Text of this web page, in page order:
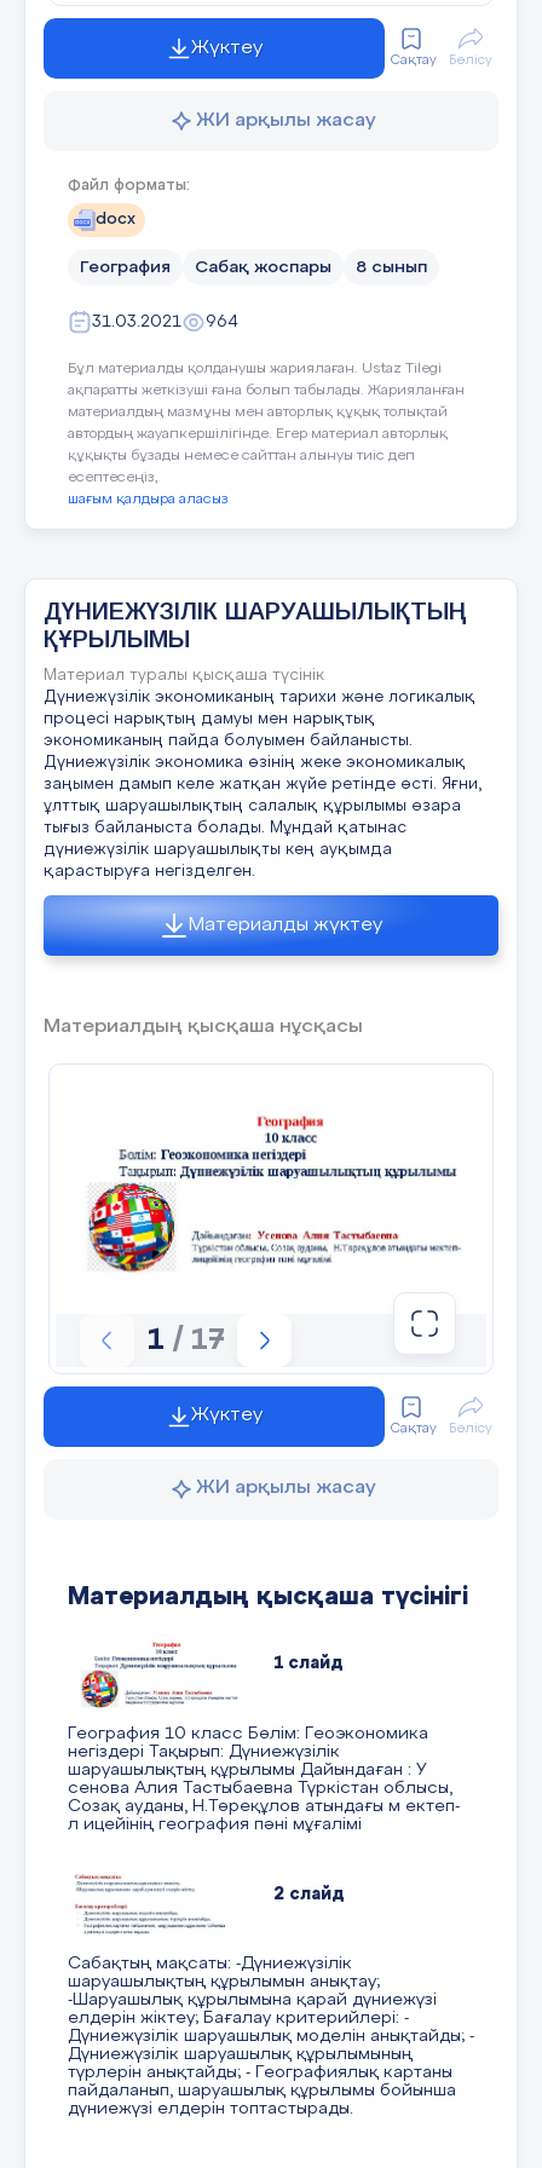
10 минут
Сабақтың
ортасы
№1тапсырма Оқулық мәтінімен жұмыс
1- топ: Шаруашылық(орысша,
2- топ: Шаруашылық құрылымы
3-топ: Ауыл шарушылығы
4-топ: Өнеркәсіп(орысша, ағылшынша
Дескриптор:шаруашылық ұғымын
өнеркәсіптің құрамы мен
Жұмыс алгоритмі:
-Термин сөздерге анықтама беру;
-Негізгі мазмұнын ашу;
«Екі жұлдыз, бір тілек» әдісі (Кері
1жұп Артығын алып таста
Көмір, мұнай, темір, газ, мыс,
Топырақ, плантация, зауыт,
Электротехника, аккумулятор,
автомобиль, мыс;
Күріш, картоп, күнбағыс, арпа,
2жұп Байланыстыр
Қара металлургия кокс
Көмір су
Жүктеу
Сақтау Бөлісу
ЖИ арқылы жасау
Файл форматы:
docx
География Сабақ жоспары 8 сынып
31.03.2021 964
Бұл материалды қолданушы жариялаған. Ustaz Tilegi
ақпаратты жеткізуші ғана болып табылады. Жарияланған
материалдың мазмұны мен авторлық құқық толықтай
автордың жауапкершілігінде. Егер материал авторлық
құқықты бұзады немесе сайттан алынуы тиіс деп
есептесеңіз,
шағым қалдыра аласыз
ДҮНИЕЖҮЗІЛІК ШАРУАШЫЛЫҚТЫҢ
ҚҰРЫЛЫМЫ
Материал туралы қысқаша түсінік
Дүниежүзілік экономиканың тарихи және логикалық
процесі нарықтың дамуы мен нарықтық
экономиканың пайда болуымен байланысты.
Дүниежүзілік экономика өзінің жеке экономикалық
заңымен дамып келе жатқан жүйе ретінде өсті. Яғни,
ұлттық шаруашылықтың салалық құрылымы өзара
тығыз байланыста болады. Мұндай қатынас
дүниежүзілік шаруашылықты кең ауқымда
қарастыруға негізделген.
Материалды жүктеу
Материалдың қысқаша нұсқасы
1 / 17
Жүктеу
Сақтау Бөлісу
ЖИ арқылы жасау
Материалдың қысқаша түсінігі
1 слайд
География 10 класс Бөлім: Геоэкономика
негіздері Тақырып: Дүниежүзілік
шаруашылықтың құрылымы Дайындаған : У
сенова Алия Тастыбаевна Түркістан облысы,
Созақ ауданы, Н.Төреқұлов атындағы м ектеп-
л ицейінің география пәні мұғалімі
2 слайд
Сабақтың мақсаты: -Дүниежүзілік
шаруашылықтың құрылымын анықтау;
-Шаруашылық құрылымына қарай дүниежүзі
елдерін жіктеу; Бағалау критерийлері: -
Дүниежүзілік шаруашылық моделін анықтайды; -
Дүниежүзілік шаруашылық құрылымының
түрлерін анықтайды; - Географиялық картаны
пайдаланып, шаруашылық құрылымы бойынша
дүниежүзі елдерін топтастырады.